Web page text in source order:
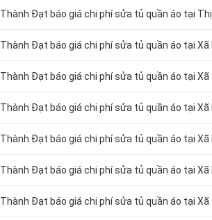
Thành Đạt báo giá chi phí sửa tủ quần áo tại
Thành Đạt báo giá chi phí sửa tủ quần áo tại Xã
Thành Đạt báo giá chi phí sửa tủ quần áo tại Xã
Thành Đạt báo giá chi phí sửa tủ quần áo tại Xã
Thành Đạt báo giá chi phí sửa tủ quần áo tại Xã
Thành Đạt báo giá chi phí sửa tủ quần áo tại Xã
Thành Đạt báo giá chi phí sửa tủ quần áo tại Xã